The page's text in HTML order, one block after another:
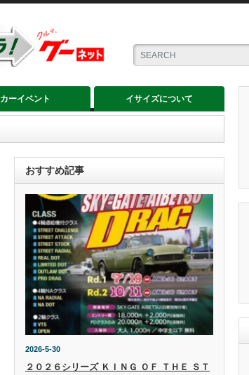
カーイベント イサイズについて
おすすめ記事
2026-5-30
２０２６シリーズ ＫＩＮＧ ＯＦ ＴＨＥ ＳＴ